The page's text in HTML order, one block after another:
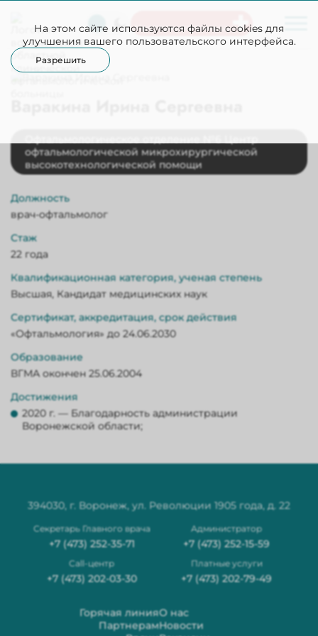
На этом сайте используются файлы cookies для
улучшения вашего пользовательского интерфейса.
Разрешить
Неотложная помощь
офтальмологической микрохирургической
высокотехнологической помощи
Должность
врач-офтальмолог
Стаж
22 года
Квалификационная категория, ученая степень
Высшая, Кандидат медицинских наук
Сертификат, аккредитация, срок действия
«Офтальмология» до 24.06.2030
Образование
ВГМА окончен 25.06.2004
Достижения
2020 г. — Благодарность администрации
Воронежской области;
394030, г. Воронеж, ул. Революции 1905 года, д. 22
Секретарь Главного врача
+7 (473) 252-35-71
Администратор
+7 (473) 252-15-59
Сall-центр
+7 (473) 202-03-30
Платные услуги
+7 (473) 202-79-49
Горячая линия
Партнерам
О нас
Новости